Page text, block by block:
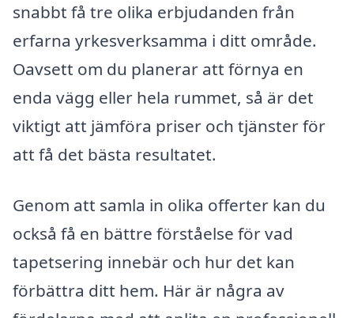
snabbt få tre olika erbjudanden från
erfarna yrkesverksamma i ditt område.
Oavsett om du planerar att förnya en
enda vägg eller hela rummet, så är det
viktigt att jämföra priser och tjänster för
att få det bästa resultatet.
Genom att samla in olika offerter kan du
också få en bättre förståelse för vad
tapetsering innebär och hur det kan
förbättra ditt hem. Här är några av